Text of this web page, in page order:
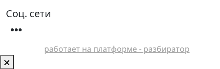
Соц. сети
работает на платформе - разбиратор